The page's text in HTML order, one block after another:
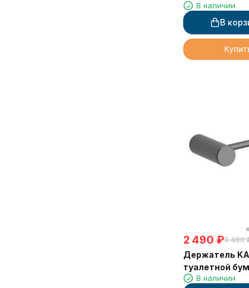
крышкой
В наличии
В
2 490 ₽5 480
Держатель
туалетной
В наличии